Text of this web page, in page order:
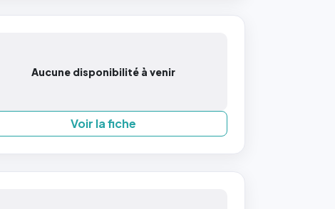
Aucune disponibilité à venir
Voir la fiche